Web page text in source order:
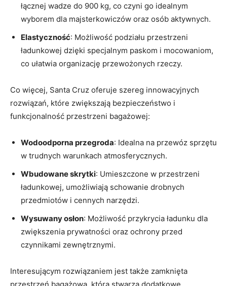
łącznej wadze do 900 kg, co czyni go idealnym
wyborem dla majsterkowiczów oraz⁢ osób aktywnych.
Elastyczność: Możliwość podziału przestrzeni‍
ładunkowej ⁢dzięki specjalnym ⁣paskom i mocowaniom,
co ułatwia organizację‌ przewożonych⁢ rzeczy.
Co więcej, Santa Cruz oferuje szereg innowacyjnych
rozwiązań, które zwiększają bezpieczeństwo i
funkcjonalność przestrzeni bagażowej:
Wodoodporna‌ przegroda: Idealna na przewóz sprzętu
w trudnych‍ warunkach atmosferycznych.
Wbudowane skrytki: Umieszczone w przestrzeni
ładunkowej, umożliwiają schowanie⁤ drobnych
przedmiotów ​i cennych narzędzi.
Wysuwany osłon: Możliwość przykrycia ładunku dla
zwiększenia prywatności oraz ochrony przed
czynnikami ‌zewnętrznymi.
Interesującym rozwiązaniem jest⁢ także zamknięta